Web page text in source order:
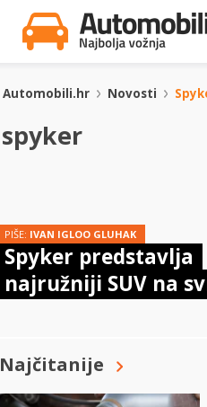
Automobili.hr Novosti
spyker
PIŠE: IVAN IGLOO GLUHAK
Spyker predstavlja
najružniji SUV na
Najčitanije